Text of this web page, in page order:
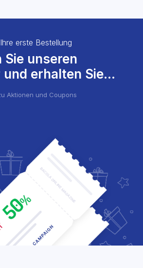
erste Bestellung
Sie unseren
erhalten Sie...
Aktionen und Coupons